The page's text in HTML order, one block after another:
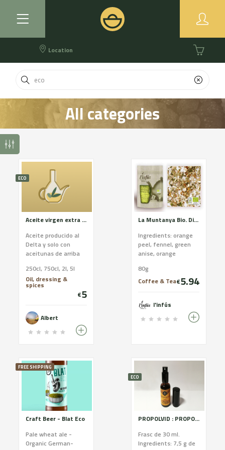
Location
All categories
ECO
Aceite virgen extra eco
Aceite producido al
Delta y solo con
aceitunas de arriba
250cl, 750cl, 2l, 5l
Oil, dressing &
spices
€5
Albert
La Muntanya Bio. Digestive relaxing and respiratory. Certified organic farming
Ingredients: orange
peel, fennel, green
anise, orange
sage and elderberry.
CCPAE Certificate
digestive, nervous
and respiratory
systems. The set of
systems in normal
conditions. It acts as
an aid to achieve a
state of normal
relaxation.
80g
Coffee & Tea€5.94
l'infús
FREE SHIPPING
Craft Beer - Blat Eco
Pale wheat ale -
Organic German-
ECO
PROPOLVID : PROPOLIS TINCTURE
Frasc de 30 ml.
Ingredients: 7,5 g de